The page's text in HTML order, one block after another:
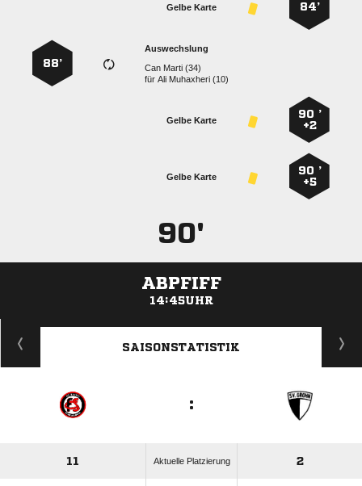
84’
Gelbe Karte
Auswechslung
  
für  
88’
90 ’
+2
Gelbe Karte
90 ’
+5
Gelbe Karte
90'
ABPFIFF
14:45UHR
ANZEIGE
SAISONSTATISTIK
:
11 Aktuelle Platzierung 2